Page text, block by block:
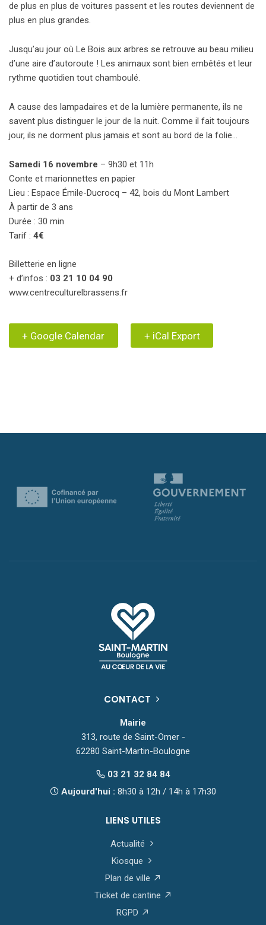
de plus en plus de voitures passent et les routes deviennent de
plus en plus grandes.
Jusqu’au jour où Le Bois aux arbres se retrouve au beau milieu
d’une aire d’autoroute ! Les animaux sont bien embêtés et leur
rythme quotidien tout chamboulé.
A cause des lampadaires et de la lumière permanente, ils ne
savent plus distinguer le jour de la nuit. Comme il fait toujours
jour, ils ne dorment plus jamais et sont au bord de la folie…
Samedi 16 novembre – 9h30 et 11h
Conte et marionnettes en papier
Lieu : Espace Émile-Ducrocq – 42, bois du Mont Lambert
À partir de 3 ans
Durée : 30 min
Tarif : 4€
Billetterie en ligne
+ d’infos : 03 21 10 04 90
www.centreculturelbrassens.fr
+ Google Calendar + iCal Export
CONTACT
Mairie
313, route de Saint-Omer -
62280 Saint-Martin-Boulogne
03 21 32 84 84
Aujourd'hui : 8h30 à 12h / 14h à 17h30
LIENS UTILES
Actualité
Kiosque
Plan de ville
Ticket de cantine
RGPD